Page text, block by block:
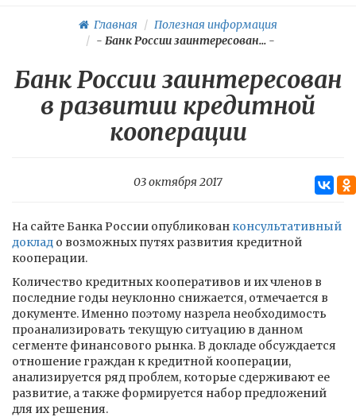
Главная
Полезная информация
- Банк России заинтересован...-
Банк России заинтересован
в развитии кредитной
кооперации
03 октября 2017
На сайте Банка России опубликован консультативный
доклад о возможных путях развития кредитной
кооперации.
Количество кредитных кооперативов и их членов в
последние годы неуклонно снижается, отмечается в
документе. Именно поэтому назрела необходимость
проанализировать текущую ситуацию в данном
сегменте финансового рынка. В докладе обсуждается
отношение граждан к кредитной кооперации,
анализируется ряд проблем, которые сдерживают ее
развитие, а также формируется набор предложений
для их решения.